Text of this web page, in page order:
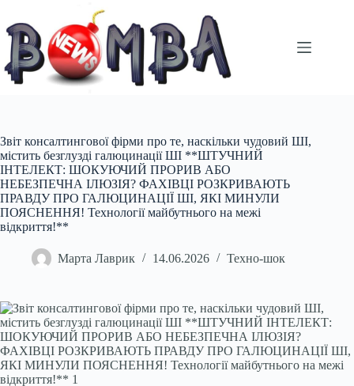
вмісту
Звіт консалтингової фірми про те, наскільки чудовий ШІ,
містить безглузді галюцинації ШІ **ШТУЧНИЙ
ІНТЕЛЕКТ: ШОКУЮЧИЙ ПРОРИВ АБО
НЕБЕЗПЕЧНА ІЛЮЗІЯ? ФАХІВЦІ РОЗКРИВАЮТЬ
ПРАВДУ ПРО ГАЛЮЦИНАЦІЇ ШІ, ЯКІ МИНУЛИ
ПОЯСНЕННЯ! Технології майбутнього на межі
відкриття!**
Марта Лаврик 14.06.2026 Техно-шок